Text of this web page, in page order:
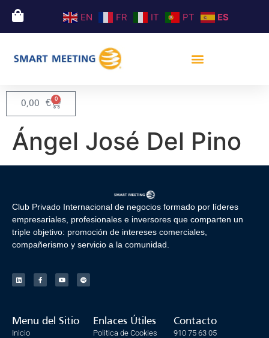
EN FR IT PT ES
0,00 € 0
Ángel José Del Pino
Club Privado Internacional de negocios formado por líderes
empresariales, profesionales e inversores que comparten un
triple objetivo: promoción de intereses comerciales,
compañerismo y servicio a la comunidad.
Menu del Sitio
Inicio
Enlaces Útiles
Politica de Cookies
Contacto
910 75 63 05